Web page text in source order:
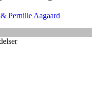
Pernille Aagaard